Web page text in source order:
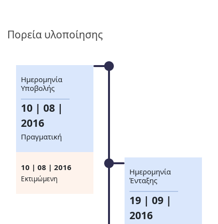
Πορεία υλοποίησης
Ημερομηνία
Υποβολής
10 | 08 |
2016
Πραγματική
10 | 08 | 2016
Eκτιμώμενη
Ημερομηνία
Ένταξης
19 | 09 |
2016